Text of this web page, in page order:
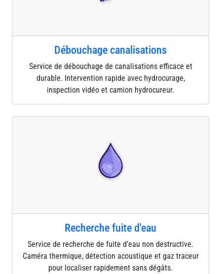
Débouchage canalisations
Service de débouchage de canalisations efficace et
durable. Intervention rapide avec hydrocurage,
inspection vidéo et camion hydrocureur.
Recherche fuite d'eau
Service de recherche de fuite d’eau non destructive.
Caméra thermique, détection acoustique et gaz traceur
pour localiser rapidement sans dégâts.